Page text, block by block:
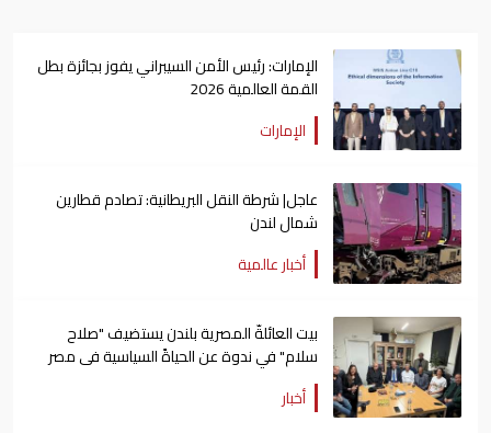
الإمارات: رئيس الأمن السيبراني يفوز بجائزة بطل
القمة العالمية 2026
الإمارات
عاجل| شرطة النقل البريطانية: تصادم قطارين
شمال لندن
أخبار عالمية
بيت العائلةّ المصرية بلندن يستضيف "صلاح
سلام" في ندوة عن الحياةً السياسية فى مصر
أخبار